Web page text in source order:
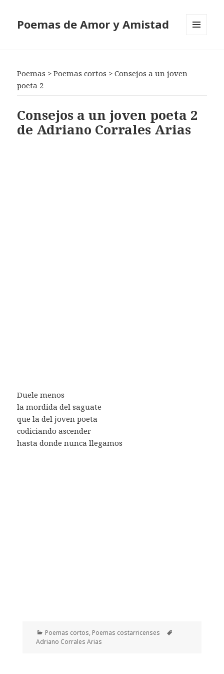
Poemas de Amor y Amistad
Poemas >Poemas cortos >Consejos a un joven
poeta 2
Consejos a un joven poeta 2
de Adriano Corrales Arias
Duele menos
la mordida del saguate
que la del joven poeta
codiciando ascender
hasta donde nunca llegamos
Categorías
Poemas cortos, Poemas costarricenses
Adriano Corrales Arias